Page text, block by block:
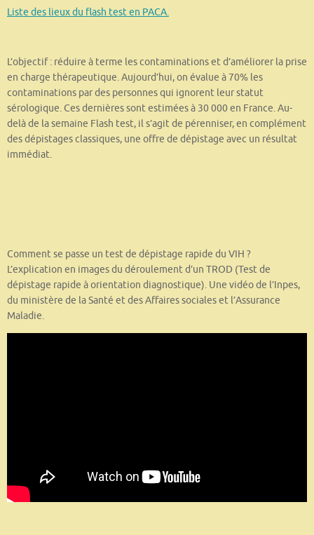
Liste des lieux du flash test en PACA.
L’objectif : réduire à terme les contaminations et d’améliorer la prise
en charge thérapeutique. Aujourd’hui, on évalue à 70% les
contaminations par des personnes qui ignorent leur statut
sérologique. Ces dernières sont estimées à 30 000 en France. Au-
delà de la semaine Flash test, il s’agit de pérenniser, en complément
des dépistages classiques, une offre de dépistage avec un résultat
immédiat.
Comment se passe un test de dépistage rapide du VIH ?
L’explication en images du déroulement d’un TROD (Test de
dépistage rapide à orientation diagnostique). Une vidéo de l’Inpes,
du ministère de la Santé et des Affaires sociales et l’Assurance
Maladie.